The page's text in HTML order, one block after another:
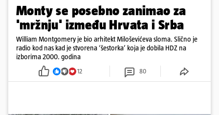
Monty se posebno zanimao za
'mržnju' između Hrvata i Srba
William Montgomery je bio arhitekt Miloševićeva sloma. Slično je
radio kod nas kad je stvorena ‘šestorka’ koja je dobila HDZ na
izborima 2000. godina
12 80